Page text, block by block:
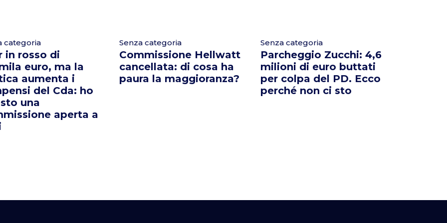
categoria
in rosso di
euro, ma la
aumenta i
del Cda: ho
una
aperta a
Senza categoria
Commissione Hellwatt
cancellata: di cosa ha
paura la maggioranza?
Senza categoria
Parcheggio Zucchi: 4,6
milioni di euro buttati
per colpa del PD. Ecco
perché non ci sto